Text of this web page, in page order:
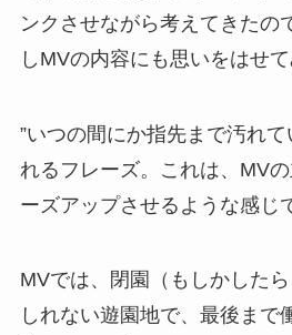
ンクさせながら考えてきたの
しMVの内容にも思いをはせ
”いつの間にか指先まで汚れて
れるフレーズ。これは、MV
ーズアップさせるような感じ
MVでは、閉園（もしかした
しれない遊園地で、最後まで